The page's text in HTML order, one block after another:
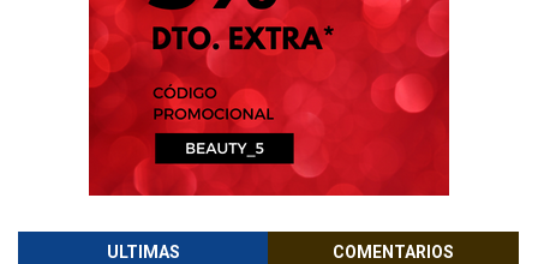
ULTIMAS COMENTARIOS